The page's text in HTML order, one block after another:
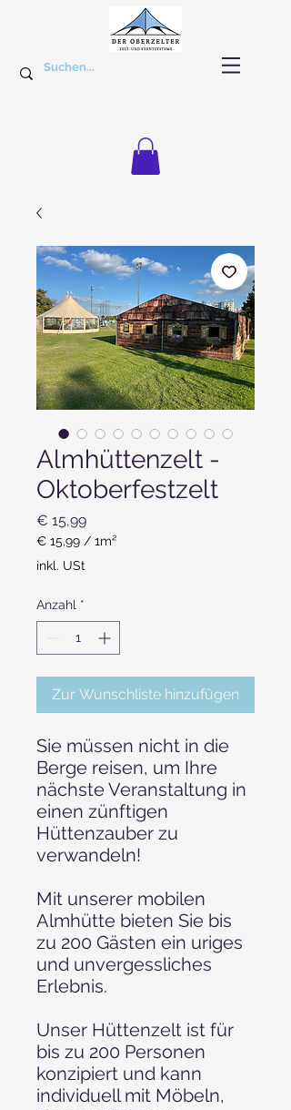
Almhüttenzelt -
Oktoberfestzelt
€ 15,99Preis
€ 15,99 / 1m²
€ 15,99
Quadratmeter
inkl. USt
Anzahl *
Zur Wunschliste hinzufügen
Sie müssen nicht in die
Berge reisen, um Ihre
nächste Veranstaltung in
einen zünftigen
Hüttenzauber zu
verwandeln!
Mit unserer mobilen
Almhütte bieten Sie bis
zu 200 Gästen ein uriges
und unvergessliches
Erlebnis.
Unser Hüttenzelt ist für
bis zu 200 Personen
konzipiert und kann
individuell mit Möbeln,